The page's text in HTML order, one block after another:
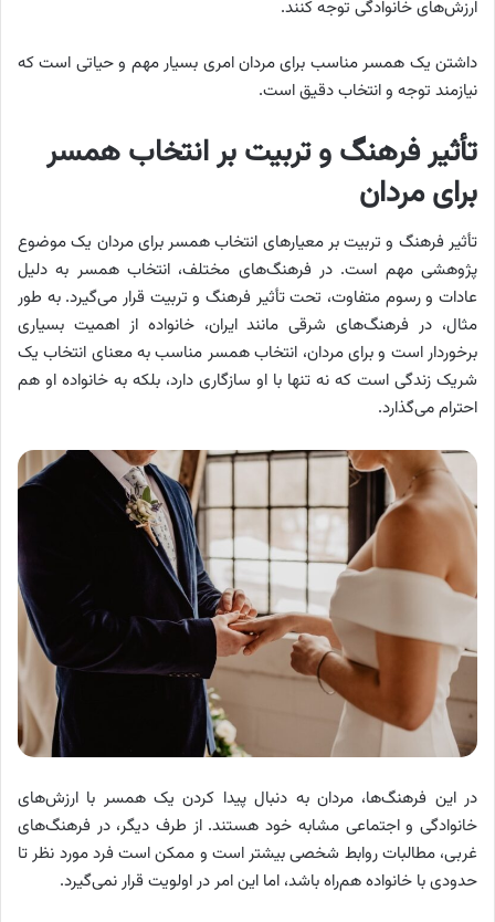
ارزش‌های خانوادگی توجه کنند.
داشتن یک همسر مناسب برای مردان امری بسیار مهم و حیاتی است که
نیازمند توجه و انتخاب دقیق است.
تأثیر فرهنگ و تربیت بر انتخاب همسر
برای مردان
تأثیر فرهنگ و تربیت بر معیارهای انتخاب همسر برای مردان یک موضوع
پژوهشی مهم است. در فرهنگ‌های مختلف، انتخاب همسر به دلیل
عادات و رسوم متفاوت، تحت تأثیر فرهنگ و تربیت قرار می‌گیرد. به طور
مثال، در فرهنگ‌های شرقی مانند ایران، خانواده از اهمیت بسیاری
برخوردار است و برای مردان، انتخاب همسر مناسب به معنای انتخاب یک
شریک زندگی است که نه تنها با او سازگاری دارد، بلکه به خانواده او هم
احترام می‌گذارد.
در این فرهنگ‌ها، مردان به دنبال پیدا کردن یک همسر با ارزش‌های
خانوادگی و اجتماعی مشابه خود هستند. از طرف دیگر، در فرهنگ‌های
غربی، مطالبات روابط شخصی بیشتر است و ممکن است فرد مورد نظر تا
حدودی با خانواده هم‌راه باشد، اما این امر در اولویت قرار نمی‌گیرد.